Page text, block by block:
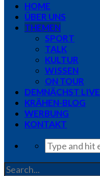
HOME
ÜBER UNS
THEMEN
SPORT
TALK
KULTUR
WISSEN
ON TOUR
DEMNÄCHST LIVE
KRÄHEN-BLOG
WERBUNG
KONTAKT